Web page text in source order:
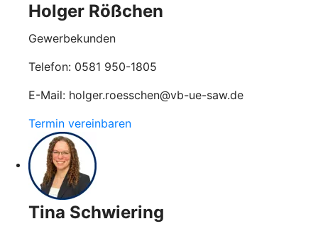
Holger Rößchen
Gewerbekunden
Telefon: 0581 950-1805
E-Mail: holger.roesschen@vb-ue-saw.de
Termin vereinbaren
Tina Schwiering